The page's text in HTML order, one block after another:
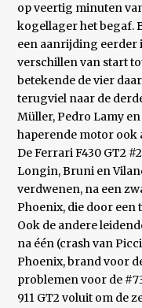
op veertig minuten
kogellager het begaf.
een aanrijding eerder
verschillen van start
betekende de vier
terugviel naar de
Müller, Pedro Lamy
haperende motor ook
De Ferrari F430 GT2
Longin, Bruni en
verdwenen, na een
Phoenix, die door een
Ook de andere
na één (crash van
Phoenix, brand voor
problemen voor de
911 GT2 voluit om de